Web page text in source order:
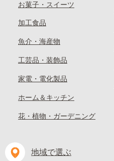
お菓子・スイーツ
加工食品
魚介・海産物
工芸品・装飾品
家電・電化製品
ホーム＆キッチン
花・植物・ガーデニング
地域で選ぶ